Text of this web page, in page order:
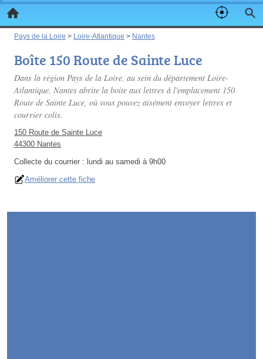
Pays de la Loire > Loire-Atlantique > Nantes
Boîte 150 Route de Sainte Luce
Dans la région Pays de la Loire, au sein du département Loire-
Atlantique, Nantes abrite la boite aux lettres à l'emplacement 150
Route de Sainte Luce, où vous pouvez aisément envoyer lettres et
courrier colis.
150 Route de Sainte Luce
44300 Nantes
Collecte du courrier : lundi au samedi à 9h00
Améliorer cette fiche